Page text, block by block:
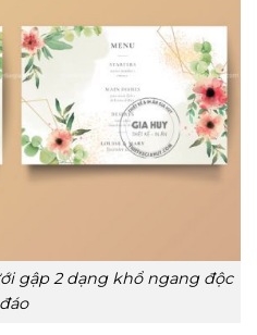
gập 2 dạng khổ ngang độc
đáo